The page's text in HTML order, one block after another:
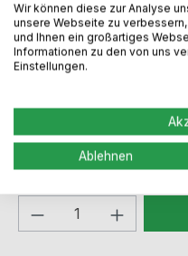
Regulärer Preis:
24,49 €
Preise inkl. MwSt. zzgl.
Sofort verfügbar,
Produkt
Wir können diese zur Analyse
unsere Webseite zu
und Ihnen ein großartiges
Informationen zu den von uns
Einstellungen.
Ablehnen